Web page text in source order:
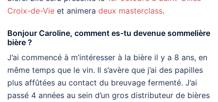
Croix-de-Vie et animera deux masterclass.
Bonjour Caroline, comment es-tu devenue sommelière
bière ?
J’ai commencé à m’intéresser à la bière il y a 8 ans, en
même temps que le vin. Il s’avère que j’ai des papilles
plus affûtées au contact du breuvage fermenté. J’ai
passé 4 années au sein d’un gros distributeur de bières